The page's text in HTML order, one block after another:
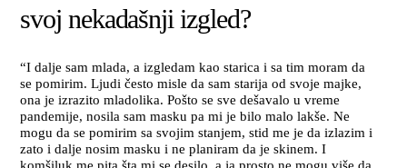
svoj nekadašnji izgled?
“I dalje sam mlada, a izgledam kao starica i sa tim moram da
se pomirim. Ljudi često misle da sam starija od svoje majke,
ona je izrazito mladolika. Pošto se sve dešavalo u vreme
pandemije, nosila sam masku pa mi je bilo malo lakše. Ne
mogu da se pomirim sa svojim stanjem, stid me je da izlazim i
zato i dalje nosim masku i ne planiram da je skinem. I